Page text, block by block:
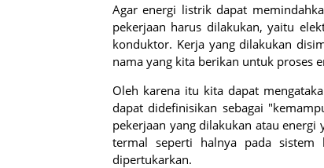
Agar energi listrik dapat
pekerjaan harus dilakukan, yaitu
konduktor. Kerja yang dilakukan
nama yang kita berikan untuk proses
Oleh karena itu kita dapat
dapat didefinisikan sebagai
pekerjaan yang dilakukan atau
termal seperti halnya pada
dipertukarkan.